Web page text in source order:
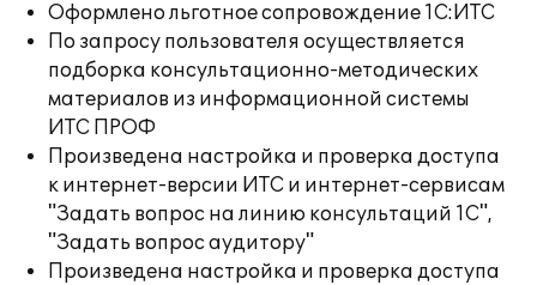
Оформлено льготное сопровождение 1С:ИТС
По запросу пользователя осуществляется
подборка консультационно-методических
материалов из информационной системы
ИТС ПРОФ
Произведена настройка и проверка доступа
к интернет-версии ИТС и интернет-сервисам
"Задать вопрос на линию консультаций 1С",
"Задать вопрос аудитору"
Произведена настройка и проверка доступа